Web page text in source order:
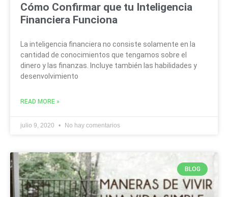
Cómo Confirmar que tu Inteligencia
Financiera Funciona
La inteligencia financiera no consiste solamente en la
cantidad de conocimientos que tengamos sobre el
dinero y las finanzas. Incluye también las habilidades y
desenvolvimiento
READ MORE »
julio 9, 2020 No hay comentarios
BLOG